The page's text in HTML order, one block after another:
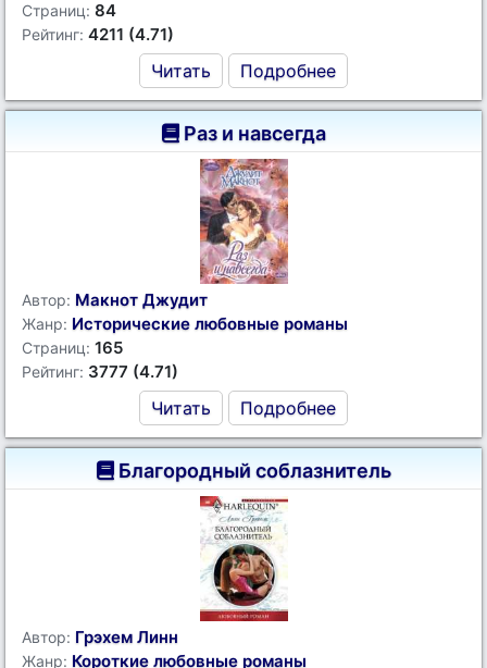
Страниц: 84
Рейтинг: 4211 (4.71)
Читать Подробнее
Раз и навсегда
Автор: Макнот Джудит
Жанр: Исторические любовные романы
Страниц: 165
Рейтинг: 3777 (4.71)
Читать Подробнее
Благородный соблазнитель
Автор: Грэхем Линн
Жанр: Короткие любовные романы